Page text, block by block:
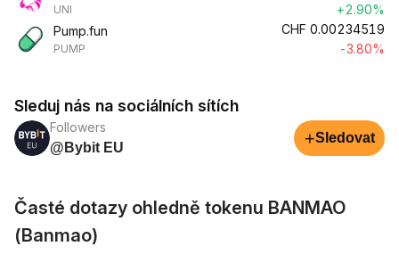
UNI
+2.90%
Pump.fun
PUMP
CHF 0.00234519
-3.80%
Sleduj nás na sociálních sítích
Followers
@Bybit EU
+Sledovat
Časté dotazy ohledně tokenu BANMAO
(Banmao)